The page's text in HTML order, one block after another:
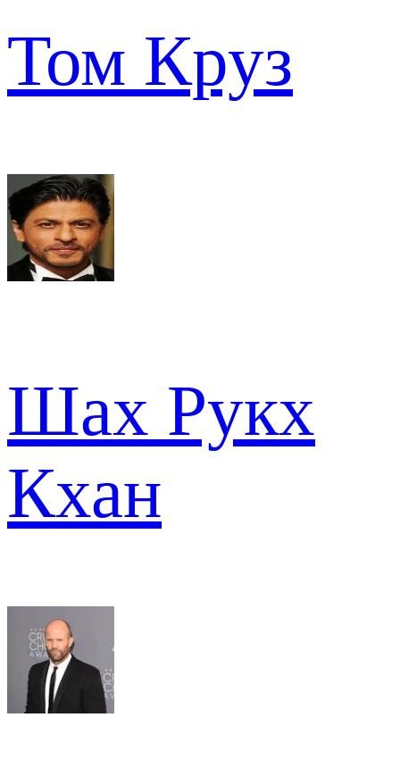
Том Круз
Шах Рукх
Кхан